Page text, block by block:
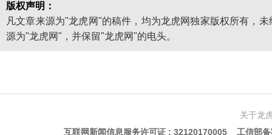
版权声明：
凡文章来源为"龙虎网"的稿件，均为龙虎网独家版权所有，
源为"龙虎网"，并保留"龙虎网"的电头。
关于龙
互联网新闻信息服务许可证 : 32120170005 工信部